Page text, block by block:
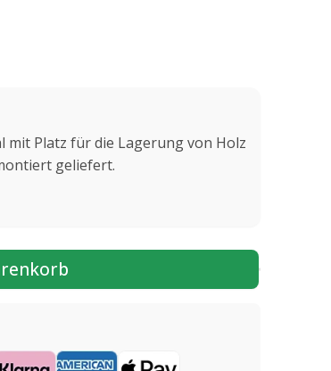
mit Platz für die Lagerung von Holz
geliefert.